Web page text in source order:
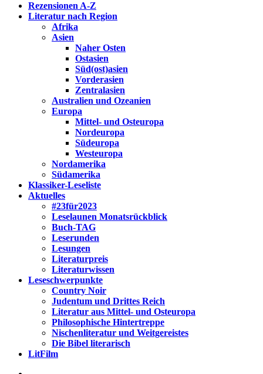
Rezensionen A-Z
Literatur nach Region
Afrika
Asien
Naher Osten
Ostasien
Süd(ost)asien
Vorderasien
Zentralasien
Australien und Ozeanien
Europa
Mittel- und Osteuropa
Nordeuropa
Südeuropa
Westeuropa
Nordamerika
Südamerika
Klassiker-Leseliste
Aktuelles
#23für2023
Leselaunen Monatsrückblick
Buch-TAG
Leserunden
Lesungen
Literaturpreis
Literaturwissen
Leseschwerpunkte
Country Noir
Judentum und Drittes Reich
Literatur aus Mittel- und Osteuropa
Philosophische Hintertreppe
Nischenliteratur und Weitgereistes
Die Bibel literarisch
LitFilm